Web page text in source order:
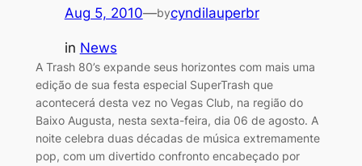
Aug 5, 2010—bycyndilauperbr
in News
A Trash 80’s expande seus horizontes com mais uma
edição de sua festa especial SuperTrash que
acontecerá desta vez no Vegas Club, na região do
Baixo Augusta, nesta sexta-feira, dia 06 de agosto. A
noite celebra duas décadas de música extremamente
pop, com um divertido confronto encabeçado por